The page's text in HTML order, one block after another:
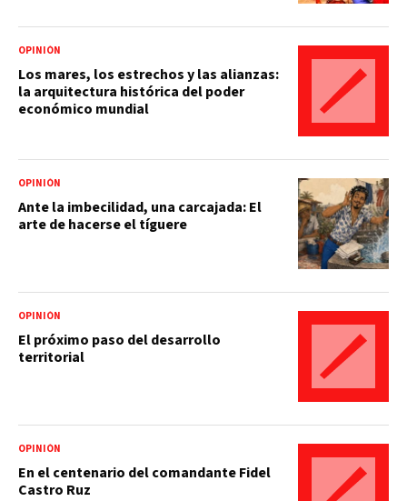
OPINIÓN
Los mares, los estrechos y las alianzas:
la arquitectura histórica del poder
económico mundial
OPINIÓN
Ante la imbecilidad, una carcajada: El
arte de hacerse el tíguere
OPINIÓN
El próximo paso del desarrollo
territorial
OPINIÓN
En el centenario del comandante Fidel
Castro Ruz